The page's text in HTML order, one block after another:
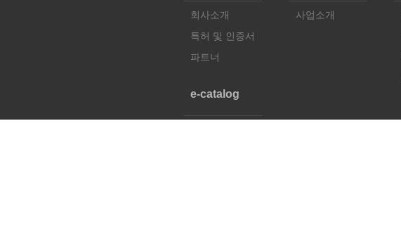
회사소개
특허 및 인증서
파트너
사업소개
e-catalog